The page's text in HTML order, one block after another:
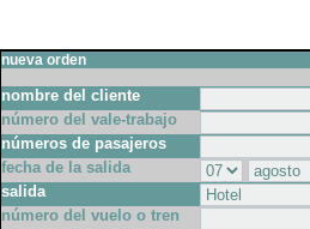
nueva orden
nombre del cliente
número del vale-trabajo
números de pasajeros
fecha de la salida
salida
número del vuelo o tren